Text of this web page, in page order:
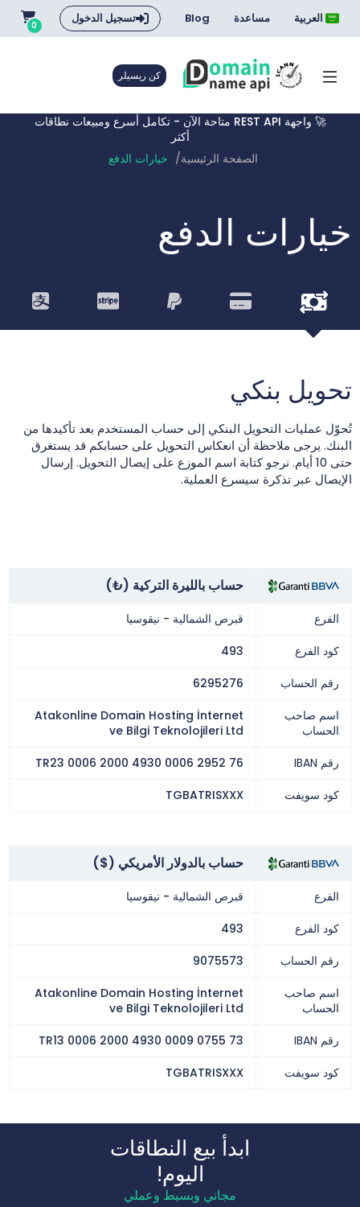
العربية مساعدة Blog تسجيل الدخول 0
كن ريسيلر
🚀 واجهة REST API متاحة الآن - تكامل أسرع ومبيعات نطاقات
أكثر
الصفحة الرئيسية
خيارات الدفع
خيارات الدفع
تحويل بنكي
تُحوّل عمليات التحويل البنكي إلى حساب المستخدم بعد تأكيدها من
البنك. يرجى ملاحظة أن انعكاس التحويل على حسابكم قد يستغرق
حتى 10 أيام. نرجو كتابة اسم الموزع على إيصال التحويل. إرسال
الإيصال عبر تذكرة سيسرع العملية.
حساب بالليرة التركية (₺)
الفرع
قبرص الشمالية - نيقوسيا
كود الفرع
493
رقم الحساب
6295276
اسم صاحب
الحساب
Atakonline Domain Hosting İnternet
ve Bilgi Teknolojileri Ltd
رقم IBAN
TR23 0006 2000 4930 0006 2952 76
كود سويفت
TGBATRISXXX
حساب بالدولار الأمريكي ($)
الفرع
قبرص الشمالية - نيقوسيا
كود الفرع
493
رقم الحساب
9075573
اسم صاحب
الحساب
Atakonline Domain Hosting İnternet
ve Bilgi Teknolojileri Ltd
رقم IBAN
TR13 0006 2000 4930 0009 0755 73
كود سويفت
TGBATRISXXX
ابدأ بيع النطاقات
اليوم!
مجاني وبسيط وعملي